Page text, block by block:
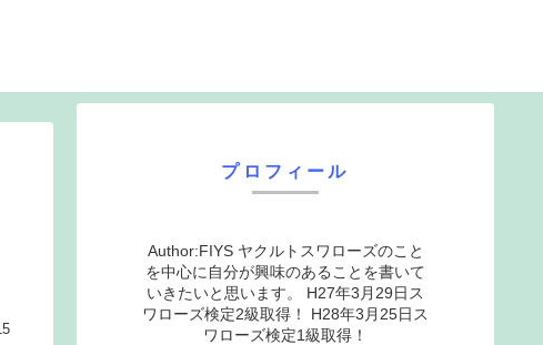
プロフィール
Author:FIYS ヤクルトスワローズのこと
を中心に自分が興味のあることを書いて
いきたいと思います。 H27年3月29日ス
ワローズ検定2級取得！ H28年3月25日ス
ワローズ検定1級取得！